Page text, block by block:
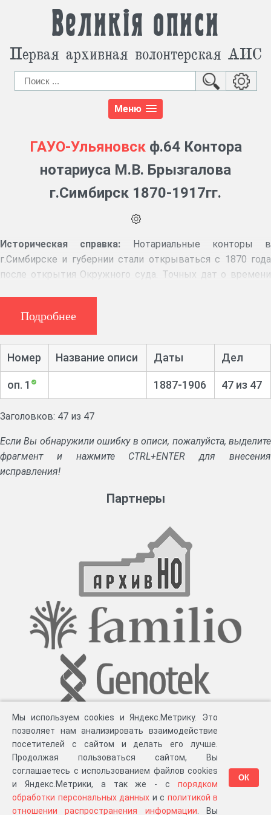
Великія описи
Первая архивная волонтерская АИС
Меню
ГАУО-Ульяновскф.64 Контора
нотариуса М.В. Брызгалова
г.Симбирск 1870-1917гг.
Историческая справка: Нотариальные конторы в
г.Симбирске и губернии стали открываться с 1870 года
после открытия Окружного суда. Точных дат о времени
Диевского, Кубышкина, Севрюгина, Дроздова,
Максимова, Милованова) прекратили свое
1918гг.). Нотариусы в своей деятельности были
подконтрольны Окружному суду.
закладных, раздельных актов на имения.
Подробнее
Номер Название описи Даты Дел
оп. 1 1887-1906 47 из 47
Заголовков: 47 из 47
Если Вы обнаружили ошибку в описи, пожалуйста, выделите
фрагмент и нажмите CTRL+ENTER для внесения
исправления!
Партнеры
Разработка компании «Великіе предки», 2023-2026 гг. Блог.Суть проекта
Персональные данные.Распространение информации . ЧаВО. Сборка 111.35
Мы используем cookies и Яндекс.Метрику. Это
позволяет нам анализировать взаимодействие
посетителей с сайтом и делать его лучше.
Продолжая пользоваться сайтом, Вы
соглашаетесь с использованием файлов cookies
и Яндекс.Метрики, а так же - с порядком
обработки персональных данных и с политикой в
отношении распространения информации . Вы
ОК